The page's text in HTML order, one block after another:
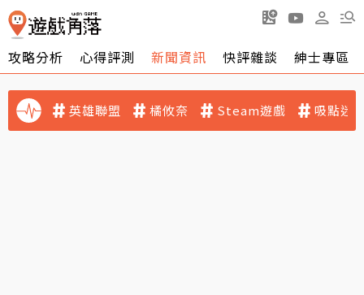
攻略分析 心得評測 新聞資訊 快評雜談 紳士專區
英雄聯盟 橘攸奈 Steam遊戲 吸點迷